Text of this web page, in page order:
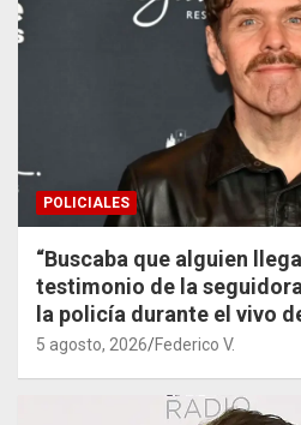
POLICIALES
“Buscaba que alguien
testimonio de la
la policía durante el vivo
5 agosto, 2026 Federico V.